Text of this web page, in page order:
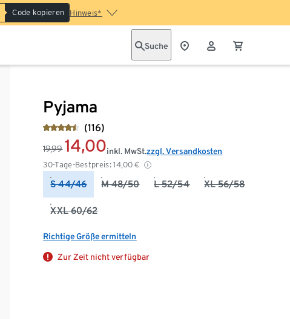
Code kopieren Hinweis*
Suche
Pyjama
(116)
19,99 14,00
30-Tage-Bestpreis: 14,00 €
inkl. MwSt.zzgl. Versandkosten
S 44/46 M 48/50 L 52/54 XL 56/58
XXL 60/62
Richtige Größe ermitteln
Zur Zeit nicht verfügbar